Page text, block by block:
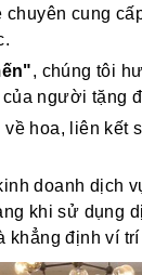
cung
, chúng tôi
người tặng
hoa, liên kết
doanh dịch
khi sử dụng
định ví